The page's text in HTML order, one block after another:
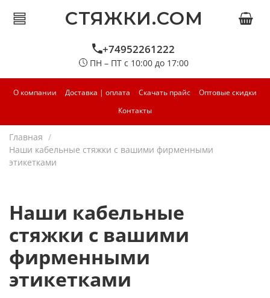
СТЯЖКИ.COM
+74952261222
ПН – ПТ с 10:00 до 17:00
О компании Доставка | оплата Скачать прайс
Оптовые скидки
Контакты
Главная
Наши кабельные стяжки с вашими фирменными
этикетками
Наши кабельные
стяжки с вашими
фирменными
этикетками